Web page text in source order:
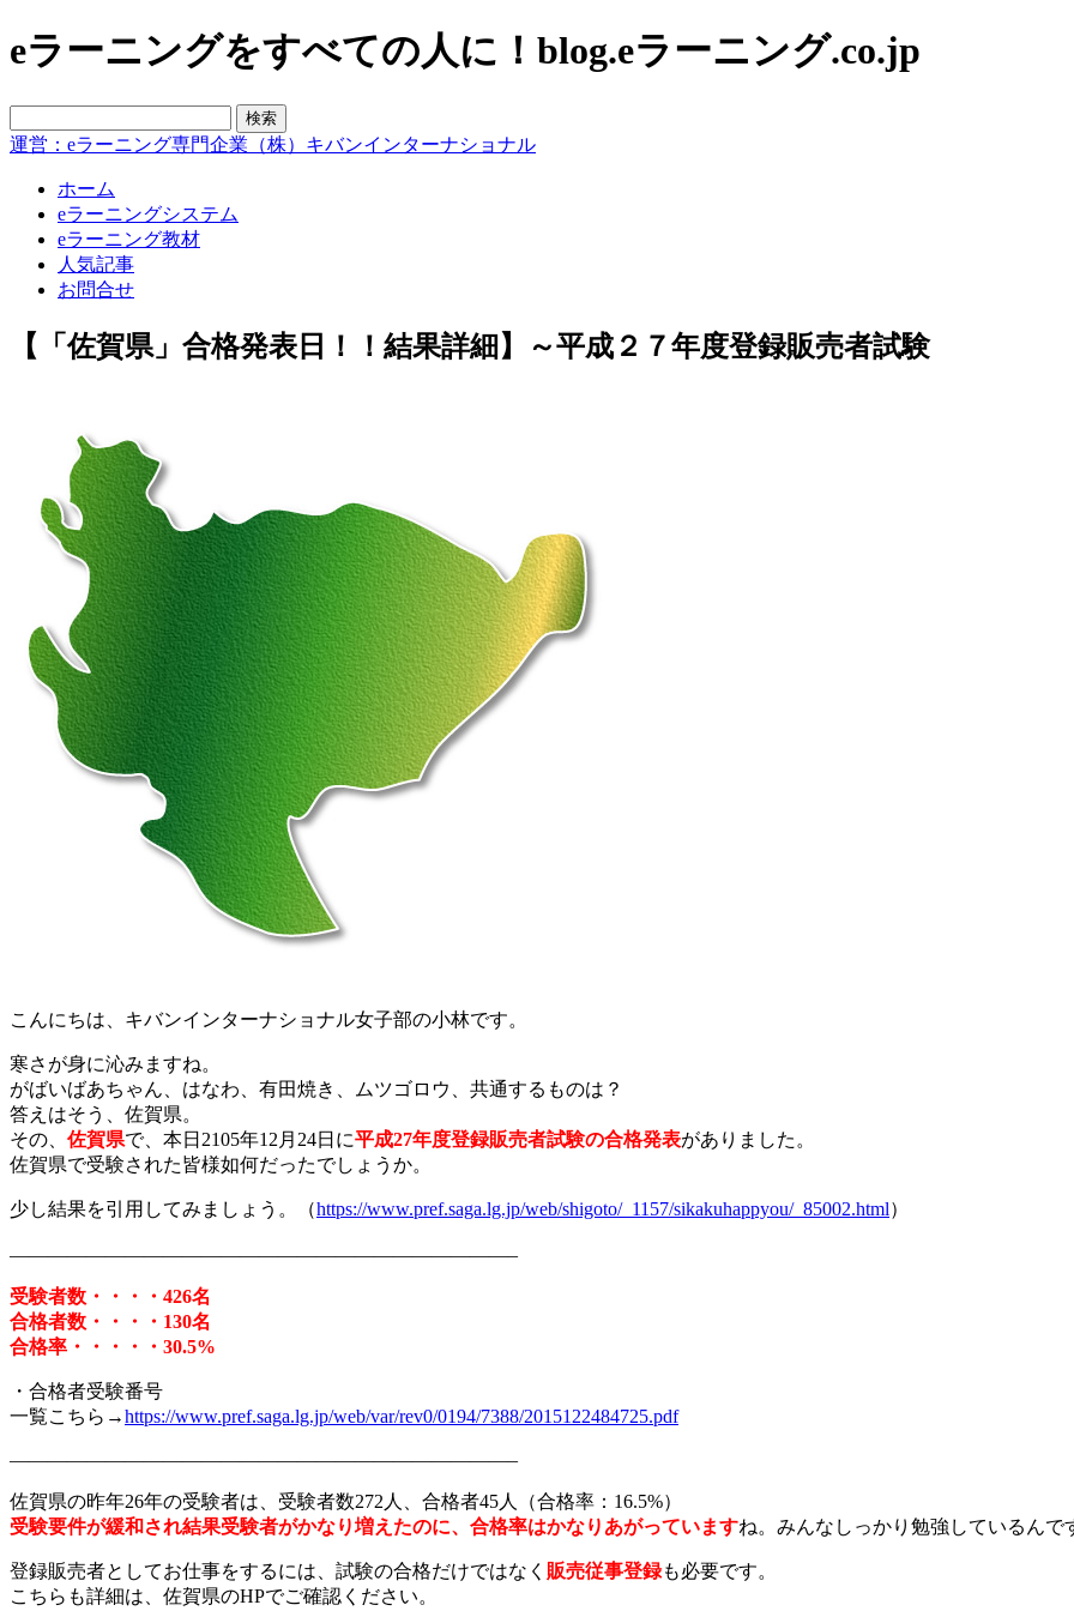
eラーニングをすべての人に！blog.eラーニング.co.jp
運営：eラーニング専門企業（株）キバンインターナショナル
ホーム
eラーニングシステム
eラーニング教材
人気記事
お問合せ
【「佐賀県」合格発表日！！結果詳細】～平成２７年度登録販売者試験
こんにちは、キバンインターナショナル女子部の小林です。
寒さが身に沁みますね。
がばいばあちゃん、はなわ、有田焼き、ムツゴロウ、共通するものは？
答えはそう、佐賀県。
その、 佐賀県で、本日2105年12月24日に平成27年度登録販売者試験の合格発表がありました。
佐賀県で受験された皆様如何だったでしょうか。
少し結果を引用してみましょう。（https://www.pref.saga.lg.jp/web/shigoto/_1157/sikakuhappyou/_85002.html）
——————————————————————————–
受験者数・・・・426名
合格者数・・・・130名
合格率・・・・・30.5%
・合格者受験番号
一覧こちら→https://www.pref.saga.lg.jp/web/var/rev0/0194/7388/2015122484725.pdf
——————————————————————————–
佐賀県の昨年26年の受験者は、受験者数272人、合格者45人（合格率：16.5%）
受験要件が緩和され結果受験者がかなり増えたのに、合格率はかなりあがっていますね。みんなしっかり勉強しているんで
登録販売者としてお仕事をするには、試験の合格だけではなく 販売従事登録も必要です。
こちらも詳細は、佐賀県のHPでご確認ください。